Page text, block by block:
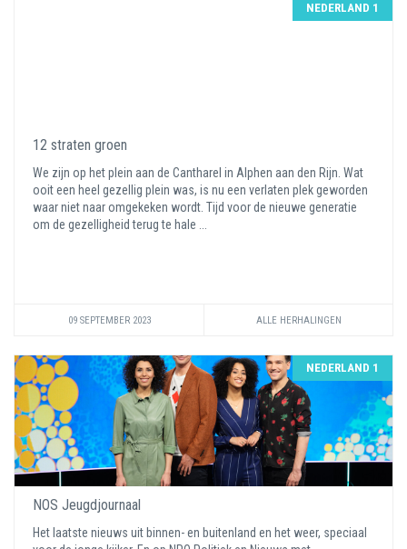
NEDERLAND 1
12 straten groen
We zijn op het plein aan de Cantharel in Alphen aan den Rijn. Wat
ooit een heel gezellig plein was, is nu een verlaten plek geworden
waar niet naar omgekeken wordt. Tijd voor de nieuwe generatie
om de gezelligheid terug te hale ...
09 SEPTEMBER 2023 ALLE HERHALINGEN
NEDERLAND 1
NOS Jeugdjournaal
Het laatste nieuws uit binnen- en buitenland en het weer, speciaal